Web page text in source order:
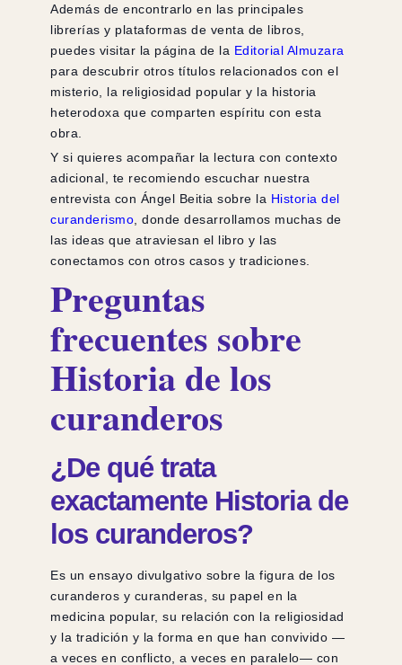
Además de encontrarlo en las principales
librerías y plataformas de venta de libros,
puedes visitar la página de la Editorial Almuzara
para descubrir otros títulos relacionados con el
misterio, la religiosidad popular y la historia
heterodoxa que comparten espíritu con esta
obra.
Y si quieres acompañar la lectura con contexto
adicional, te recomiendo escuchar nuestra
entrevista con Ángel Beitia sobre la Historia del
curanderismo , donde desarrollamos muchas de
las ideas que atraviesan el libro y las
conectamos con otros casos y tradiciones.
Preguntas
frecuentes sobre
Historia de los
curanderos
¿De qué trata
exactamente Historia de
los curanderos?
Es un ensayo divulgativo sobre la figura de los
curanderos y curanderas, su papel en la
medicina popular, su relación con la religiosidad
y la tradición y la forma en que han convivido —
a veces en conflicto, a veces en paralelo— con